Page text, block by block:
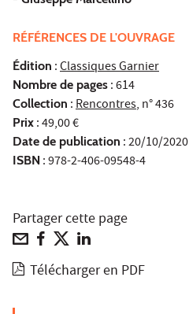
RÉFÉRENCES DE L'OUVRAGE
Édition :Classiques Garnier
Nombre de pages : 614
Collection :Rencontres, n° 436
Prix : 49,00 €
Date de publication : 20/10/2020
ISBN : 978-2-406-09548-4
Partager cette page
Télécharger en PDF